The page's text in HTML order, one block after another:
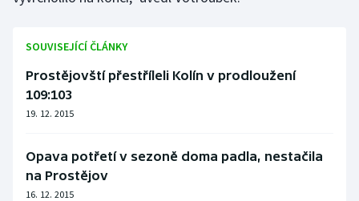
Sportovní střelba
Stolní tenis
Triatlon
Veslování
SOUVISEJÍCÍ ČLÁNKY
Prostějovští přestříleli Kolín v prodloužení
109:103
19. 12. 2015
Opava potřetí v sezoně doma padla, nestačila
na Prostějov
16. 12. 2015